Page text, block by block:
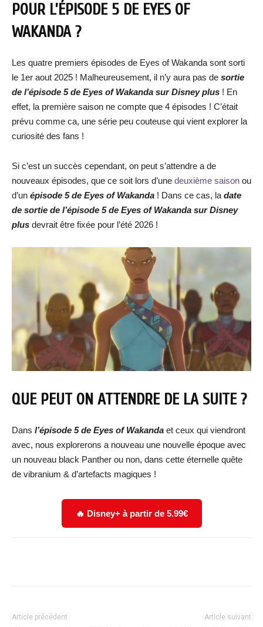
POUR L’ÉPISODE 5 DE EYES OF
WAKANDA ?
Les quatre premiers épisodes de Eyes of Wakanda sont sorti
le 1er aout 2025 ! Malheureusement, il n’y aura pas de sortie
de l’épisode 5 de Eyes of Wakanda sur Disney plus ! En
effet, la première saison ne compte que 4 épisodes ! C’était
prévu comme ca, une série peu couteuse qui vient explorer la
curiosité des fans !
Si c’est un succès cependant, on peut s’attendre a de
nouveaux épisodes, que ce soit lors d’une deuxième saison ou
d’un épisode 5 de Eyes of Wakanda ! Dans ce cas, la date
de sortie de l’épisode 5 de Eyes of Wakanda sur Disney
plus devrait être fixée pour l’été 2026 !
QUE PEUT ON ATTENDRE DE LA SUITE ?
Dans l’épisode 5 de Eyes of Wakanda et ceux qui viendront
avec, nous explorerons a nouveau une nouvelle époque avec
un nouveau black Panther ou non, dans cette éternelle quête
de vibranium & d’artefacts magiques !
🔥 Disney+ à partir de 5.99€
Article précédent Article suivant